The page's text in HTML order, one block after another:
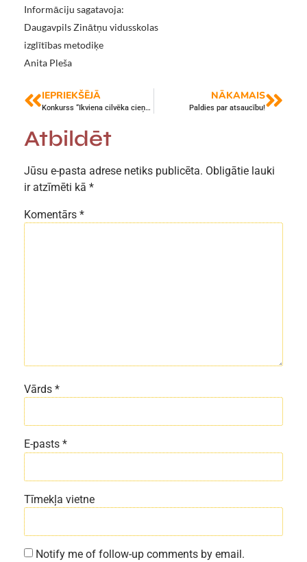
Informāciju sagatavoja:
Daugavpils Zinātņu vidusskolas
izglītības metodiķe
Anita Pleša
IEPRIEKŠĒJĀ
Konkurss “Ikviena cilvēka cieņa digitālajā vidē” ir noslēdzies
NĀKAMAIS
Paldies par atsaucību!
Atbildēt
Jūsu e-pasta adrese netiks publicēta. Obligātie lauki
ir atzīmēti kā *
Komentārs *
Vārds *
E-pasts *
Tīmekļa vietne
Notify me of follow-up comments by email.